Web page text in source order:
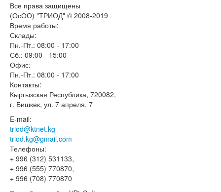
Все права защищены
(ОсОО) "ТРИОД" © 2008-2019
Время работы:
Склады:
Пн.-Пт.: 08:00 - 17:00
Сб.: 09:00 - 15:00
Офис:
Пн.-Пт.: 08:00 - 17:00
Контакты:
Кыргызская Республика, 720082,
г. Бишкек, ул. 7 апреля, 7
E-mail:
triod@ktnet.kg
triod.kg@gmail.com
Телефоны:
+ 996 (312) 531133,
+ 996 (555) 770870,
+ 996 (708) 770870